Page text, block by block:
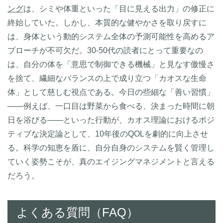
ングは、シミや体重といった「目に見える出力」の修正に
終始していた。しかし、本質的な健やかさを取り戻すに
は、身体という動的システム全体の予測可能性を高めるア
プローチが不可欠だ。30-50代の読者にとって重要なの
は、自分の体を「意思で制御できる機械」と見なす傲慢さ
を捨て、繊細なバランスの上で成り立つ「カオスな生命
体」として慈しむ視点である。今日の些細な「善い習慣」
――例えば、一口目は野菜から食べる、決まった時間に朝
日を浴びる――といった行動が、カオス理論におけるポジ
ティブな決定論として、10年後のQOLを劇的に向上させ
る。科学の知恵を盾に、自分自身のシステムを賢く管理し
ていく姿勢こそが、真のエイジングマネジメントと言える
だろう。
よくある質問（FAQ）